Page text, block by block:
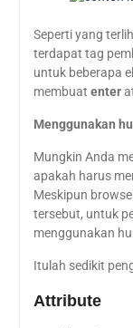
Seperti yang
terdapat tag
untuk beberapa
membuat enter
Menggunakan
Mungkin Anda
apakah harus
Meskipun
tersebut, untuk
menggunakan
Itulah sedikit
Attribute